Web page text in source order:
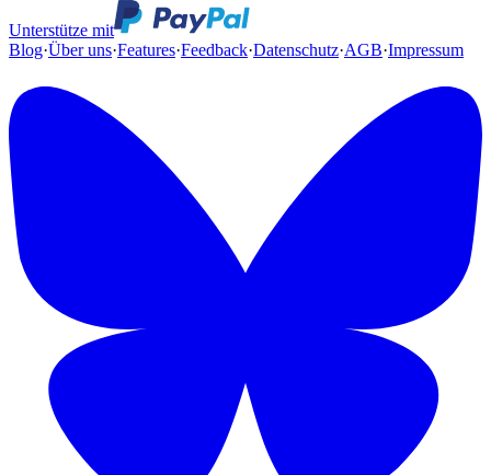
Unterstütze mit
Blog·Über uns·Features·Feedback·Datenschutz·AGB·Impressum